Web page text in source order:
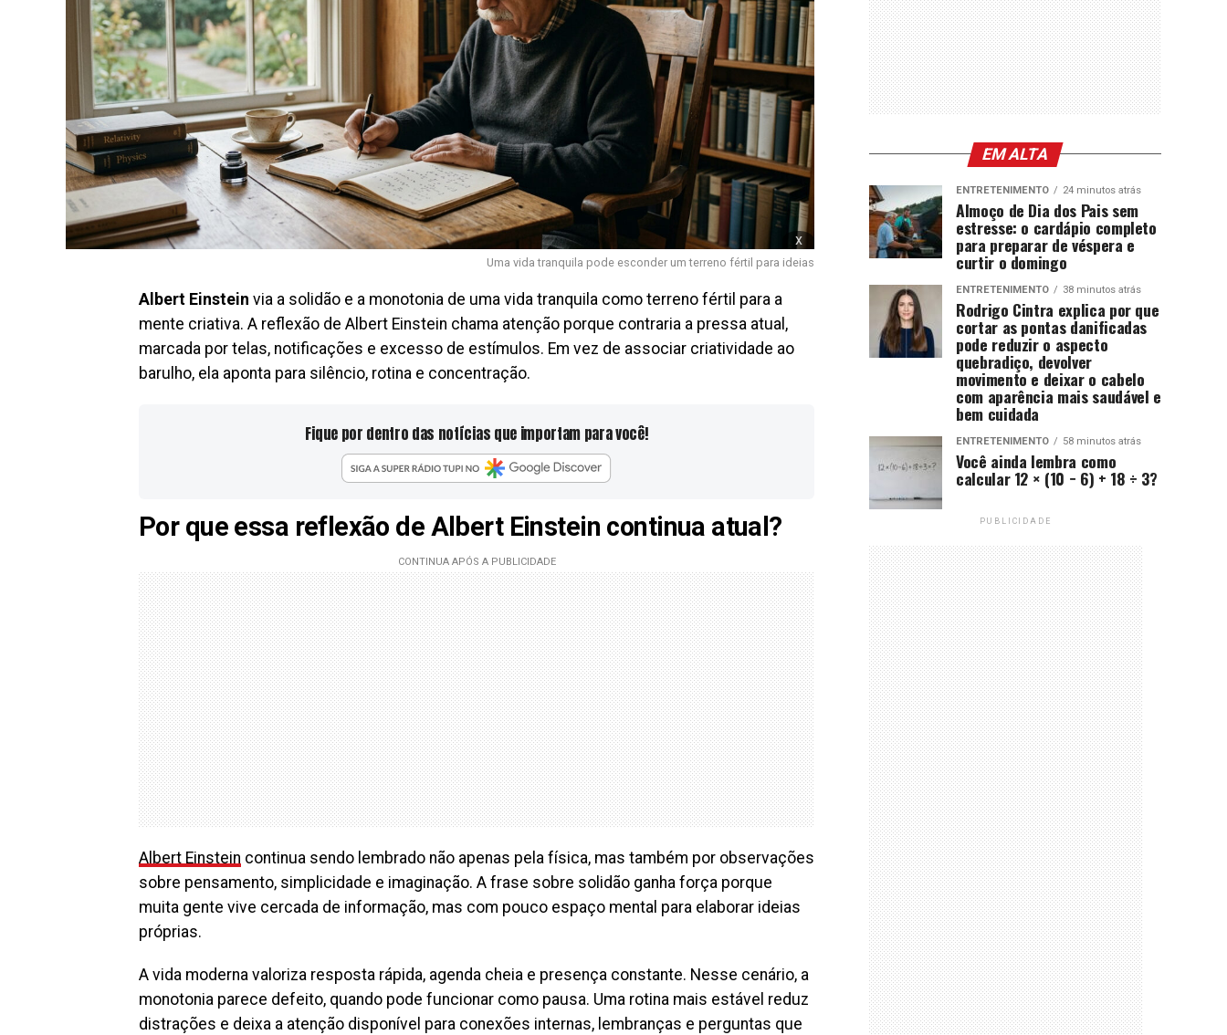
x
Uma vida tranquila pode esconder um terreno fértil para ideias
Albert Einstein via a solidão e a monotonia de uma vida tranquila como terreno fértil para a
mente criativa. A reflexão de Albert Einstein chama atenção porque contraria a pressa atual,
marcada por telas, notificações e excesso de estímulos. Em vez de associar criatividade ao
barulho, ela aponta para silêncio, rotina e concentração.
Fique por dentro das notícias que importam para você!
Por que essa reflexão de Albert Einstein continua atual?
Albert Einstein continua sendo lembrado não apenas pela física, mas também por observações
sobre pensamento, simplicidade e imaginação. A frase sobre solidão ganha força porque
muita gente vive cercada de informação, mas com pouco espaço mental para elaborar ideias
próprias.
A vida moderna valoriza resposta rápida, agenda cheia e presença constante. Nesse cenário, a
monotonia parece defeito, quando pode funcionar como pausa. Uma rotina mais estável reduz
distrações e deixa a atenção disponível para conexões internas, lembranças e perguntas que
EM ALTA
ENTRETENIMENTO 24 minutos atrás
Almoço de Dia dos Pais sem
estresse: o cardápio completo
para preparar de véspera e
curtir o domingo
ENTRETENIMENTO 38 minutos atrás
Rodrigo Cintra explica por que
cortar as pontas danificadas
pode reduzir o aspecto
quebradiço, devolver
movimento e deixar o cabelo
com aparência mais saudável e
bem cuidada
ENTRETENIMENTO 58 minutos atrás
Você ainda lembra como
calcular 12 × (10 − 6) + 18 ÷ 3?
PUBLICIDADE